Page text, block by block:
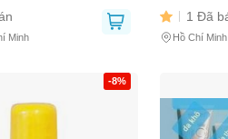
Minh
1 Đã
Hồ Chí Minh
-8%